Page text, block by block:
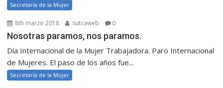
Secretaría de la Mujer
8th marzo 2018 sutcaweb 0
Nosotras paramos, nos paramos.
Día Internacional de la Mujer Trabajadora. Paro Internacional
de Mujeres. El paso de los años fue...
Secretaría de la Mujer